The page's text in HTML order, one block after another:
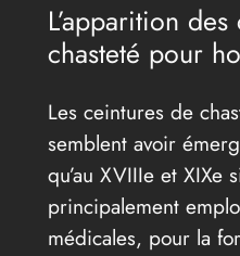
L’apparition
chasteté pour
Les ceintures de
semblent avoir
qu’au XVIIIe et XIXe
principalement
médicales, pour la